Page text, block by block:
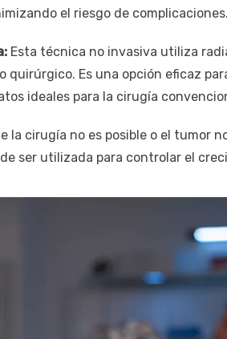
el riesgo de complicaciones.
Esta técnica no invasiva utiliza
quirúrgico. Es una opción eficaz
ideales para la cirugía
la cirugía no es posible o el tumor
ser utilizada para controlar el